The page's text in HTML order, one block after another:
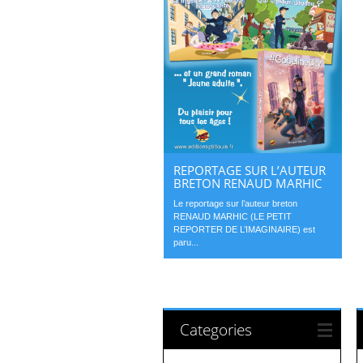
REPORTAGE SUR L’AUTEUR
BRETON RENAUD MARHIC
Le reportage sur l’auteur breton
RENAUD MARHIC (LE PETIT
REPORTER DE L’IMAGINAIRE) est
paru...
Categories